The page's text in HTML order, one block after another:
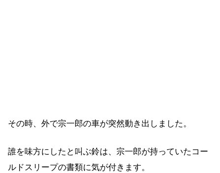
その時、外で宗一郎の車が突然動き出しました。
誰を味方にしたと叫ぶ鈴は、宗一郎が持っていたコー
ルドスリープの書類に気が付きます。